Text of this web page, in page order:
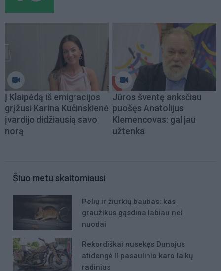
Į Klaipėdą iš emigracijos
grįžusi Karina Kučinskienė
įvardijo didžiausią savo
norą
Jūros šventę anksčiau
puošęs Anatolijus
Klemencovas: gal jau
užtenka
Šiuo metu skaitomiausi
Pelių ir žiurkių baubas: kas
graužikus gąsdina labiau nei
nuodai
Rekordiškai nusekęs Dunojus
atidengė II pasaulinio karo laikų
radinius